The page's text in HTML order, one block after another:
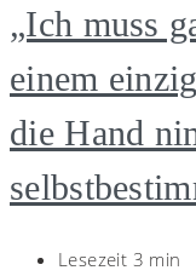
„Ich muss
einem
die Hand
Lesezeit 3 min